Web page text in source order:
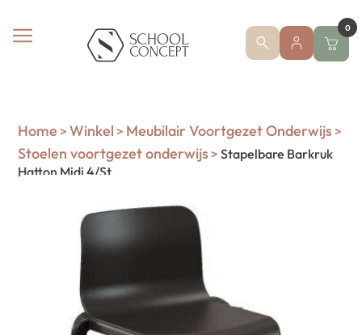
0
Home > Winkel > Meubilair Voortgezet Onderwijs>
Stoelen voortgezet onderwijs> Stapelbare Barkruk
Hatton Midi 4/St.